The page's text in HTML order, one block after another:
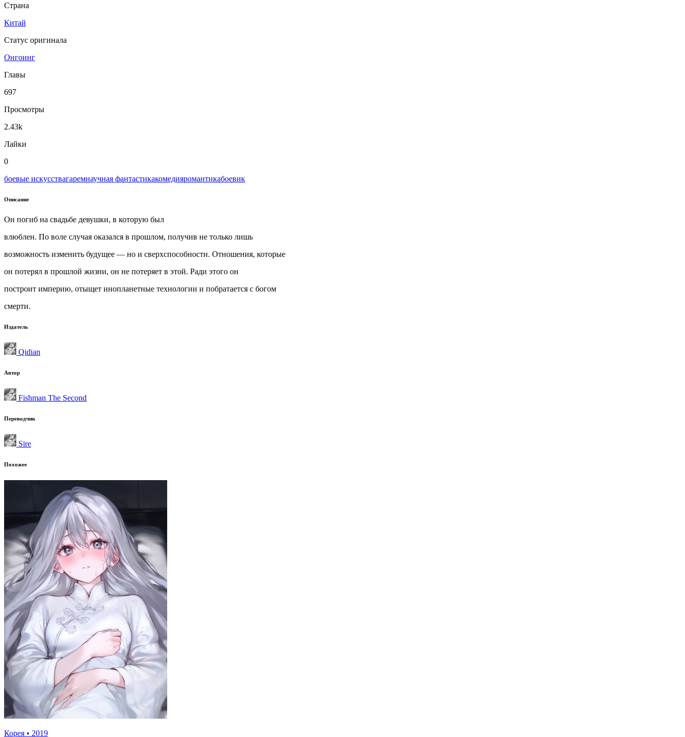
Страна
Китай
Статус оригинала
Онгоинг
Главы
697
Просмотры
2.43k
Лайки
0
боевые искусствагаремнаучная фантастикакомедияромантикабоевик
Описание
Он погиб на свадьбе девушки, в которую был
влюблен. По воле случая оказался в прошлом, получив не только лишь
возможность изменить будущее — но и сверхспособности. Отношения, которые
он потерял в прошлой жизни, он не потеряет в этой. Ради этого он
построит империю, отыщет инопланетные технологии и побратается с богом
смерти.
Издатель
Qidian
Автор
Fishman The Second
Переводчик
Sire
Похожее
Корея • 2019